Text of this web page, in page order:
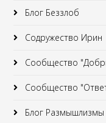
Блог Беззлоб
Содружество Ирин
Сообщество
Сообщество
Блог Размышлизмы